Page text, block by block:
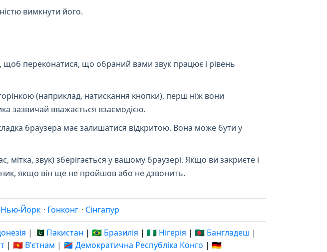
вимкнути його.
переконатися, що обраний вами звук працює і рівень
(наприклад, натискання кнопки), перш ніж вони
зазвичай вважається взаємодією.
браузера має залишатися відкритою. Вона може бути у
мітка, звук) зберігається у вашому браузері. Якщо ви закриєте і
якщо він ще не пройшов або не дзвонить.
Нью-Йорк · Гонконг · Сінгапур
| 🇵🇰 Пакистан | 🇧🇷 Бразилія | 🇳🇬 Нігерія | 🇧🇩 Бангладеш |
| 🇻🇳 Вʼєтнам | 🇨🇩 Демократична Республіка Конго | 🇩🇪